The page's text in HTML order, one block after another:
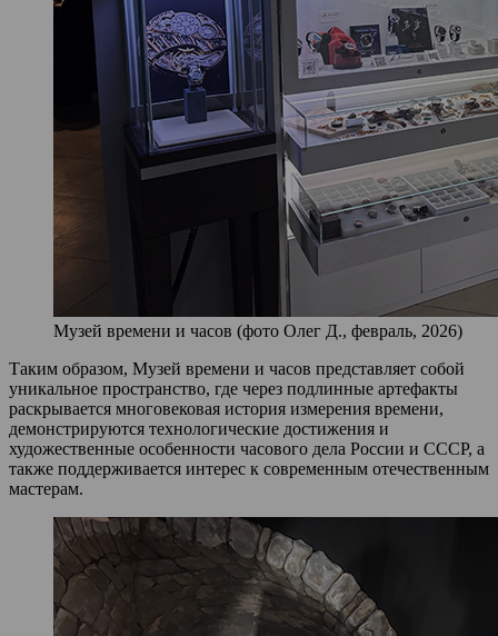
Музей времени и часов (фото Олег Д., февраль, 2026)
Таким образом, Музей времени и часов представляет собой
уникальное пространство, где через подлинные артефакты
раскрывается многовековая история измерения времени,
демонстрируются технологические достижения и
художественные особенности часового дела России и СССР, а
также поддерживается интерес к современным отечественным
мастерам.